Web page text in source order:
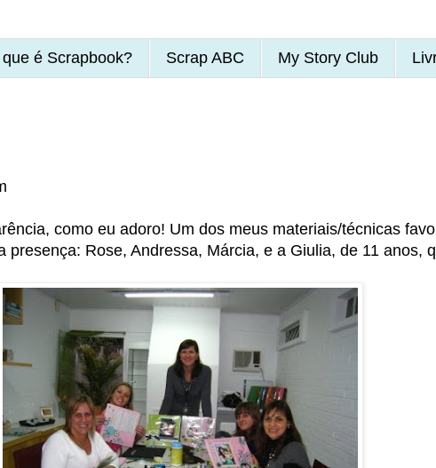
é Scrapbook? Scrap ABC My Story Club
como eu adoro! Um dos meus materiais/técnicas
presença: Rose, Andressa, Márcia, e a Giulia, de 11 anos,